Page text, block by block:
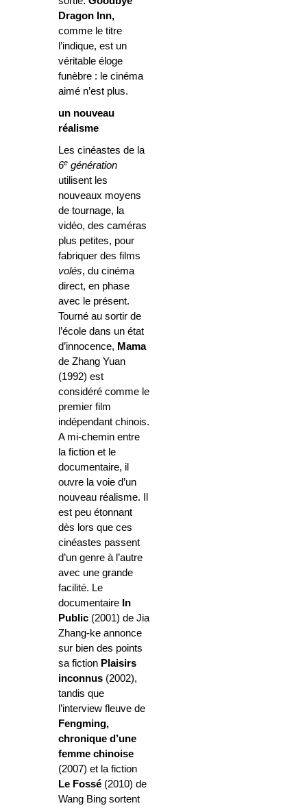
Dragon Inn,
comme le titre
l’indique, est un
véritable éloge
funèbre : le cinéma
aimé n’est plus.
un nouveau
réalisme
Les cinéastes de la
6e génération
utilisent les
nouveaux moyens
de tournage, la
vidéo, des caméras
plus petites, pour
fabriquer des films
volés, du cinéma
direct, en phase
avec le présent.
Tourné au sortir de
l’école dans un état
d’innocence, Mama
de Zhang Yuan
(1992) est
considéré comme le
premier film
indépendant chinois.
A mi-chemin entre
la fiction et le
documentaire, il
ouvre la voie d’un
nouveau réalisme. Il
est peu étonnant
dès lors que ces
cinéastes passent
d’un genre à l’autre
avec une grande
facilité. Le
documentaire In
Public (2001) de Jia
Zhang-ke annonce
sur bien des points
sa fiction Plaisirs
inconnus (2002),
tandis que
l’interview fleuve de
Fengming,
chronique d’une
femme chinoise
(2007) et la fiction
Le Fossé (2010) de
Wang Bing sortent